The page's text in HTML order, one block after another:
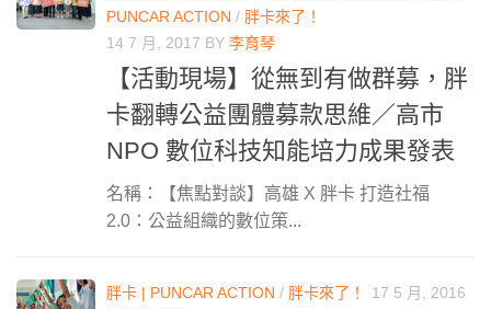
PUNCAR ACTION / 胖卡來了！
14 7 月, 2017 BY 李育琴
【活動現場】從無到有做群募，胖
卡翻轉公益團體募款思維／高市
NPO 數位科技知能培力成果發表
名稱：【焦點對談】高雄 X 胖卡 打造社福
2.0：公益組織的數位策...
胖卡 | PUNCAR ACTION / 胖卡來了！
17 5 月, 2016